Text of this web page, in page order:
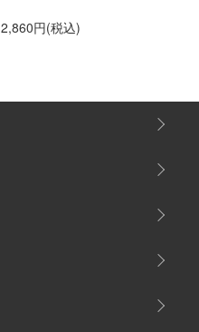
2,860円(税込)